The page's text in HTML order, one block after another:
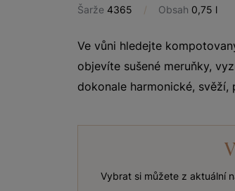
Šarže 4365 / Obsah 0,75 l
Ve vůni hledejte
objevíte sušené meruňky,
dokonale harmonické, svěží,
Vybrat si můžete z aktuální